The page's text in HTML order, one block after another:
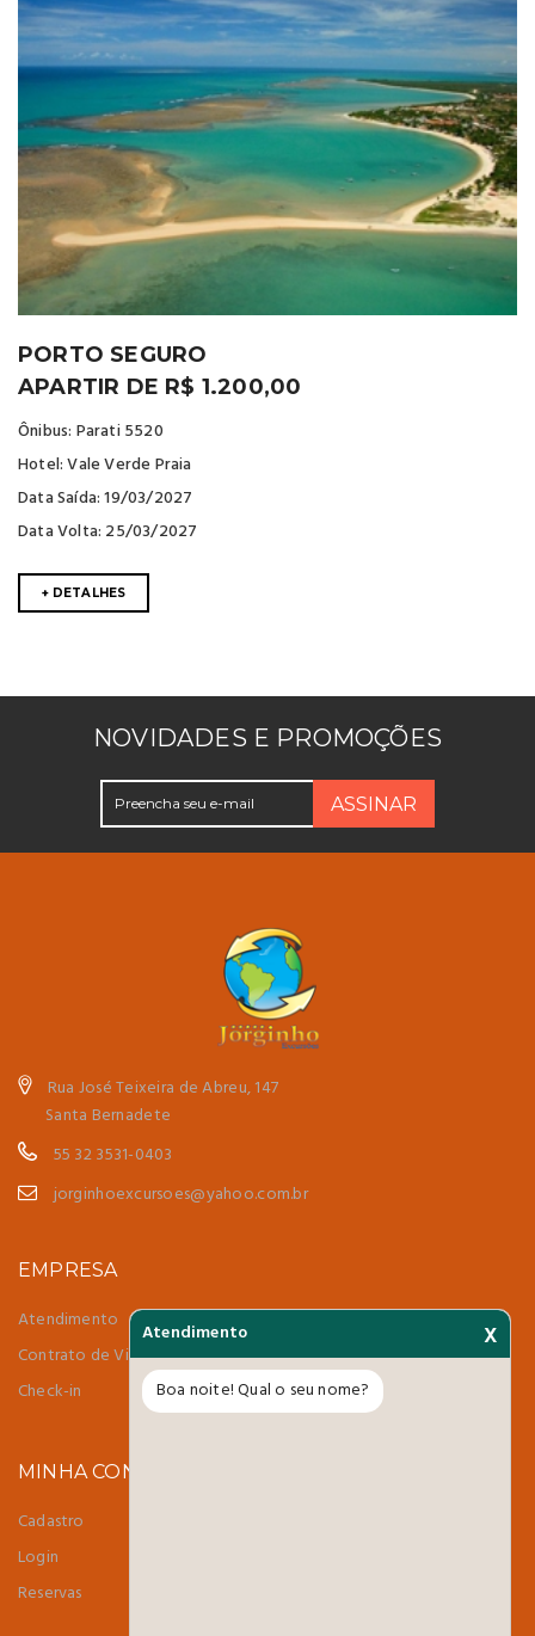
PORTO SEGURO
APARTIR DE R$ 1.200,00
Ônibus: Parati 5520
Hotel: Vale Verde Praia
Data Saída: 19/03/2027
Data Volta: 25/03/2027
+ DETALHES
NOVIDADES E PROMOÇÕES
ASSINAR
Rua José Teixeira de Abreu, 147
Santa Bernadete
55 32 3531-0403
jorginhoexcursoes@yahoo.com.br
EMPRESA
Atendimento
Contrato de Viagem
Check-in
MINHA CONTA
Cadastro
Login
Reservas
Atendimento X
Boa noite! Qual o seu nome?